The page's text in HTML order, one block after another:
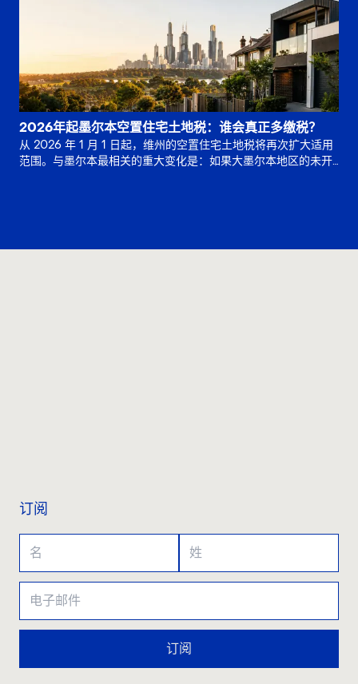
2026年起墨尔本空置住宅土地税：谁会真正多缴税？
从 2026 年 1 月 1 日起，维州的空置住宅土地税将再次扩大适用
范围。与墨尔本最相关的重大变化是：如果大墨尔本地区的未开
订阅
订阅